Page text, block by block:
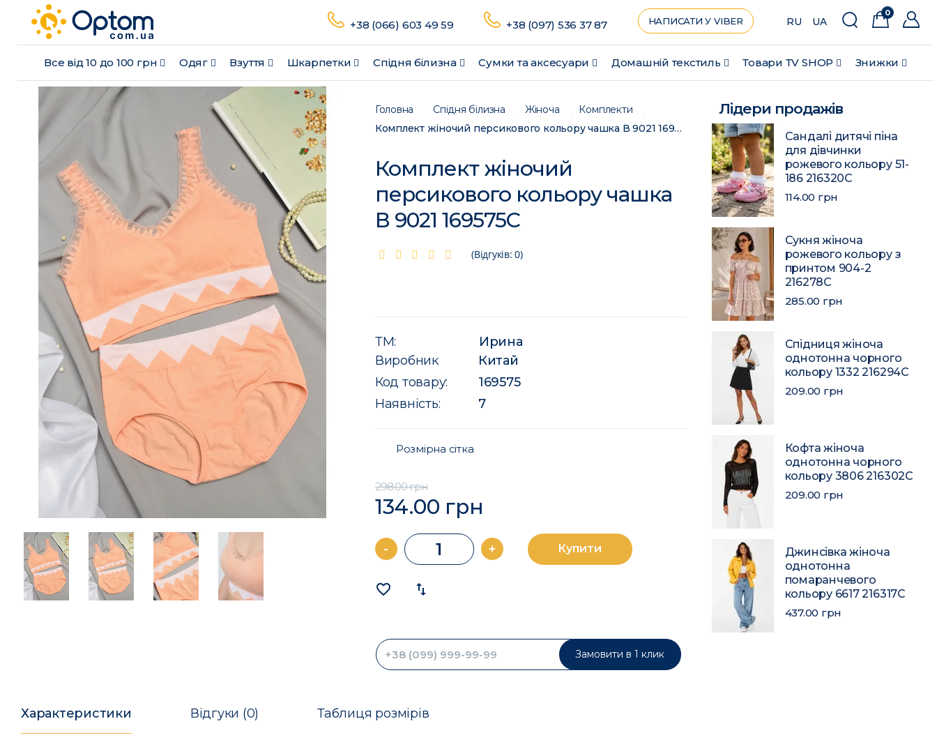
Все від 10 до 100 грн Одяг Взуття Шкарпетки Спідня білизна Сумки та аксесуари Домашній текстиль Товари ТV SHOP Знижки
+38 (066) 603 49 59 +38 (097) 536 37 87 НАПИСАТИ У VIBER RU UA
0
Головна Спідня білизна Жіноча
Комплекти
Комплект жіночий персикового кольору чашка В 9021 169575C
Комплект жіночий
персикового кольору чашка
В 9021 169575C
(Відгуків: 0)
ТМ:
Ирина
Виробник
Китай
Код товару:
169575
Наявність:
7
Розмірна сітка
298.00 грн
134.00 грн
- + Купити
favorite_border import_export
Замовити в 1 клик
Характеристики Відгуки (0) Таблиця розмірів
Лідери продажів
Сандалі дитячі піна
для дівчинки
рожевого кольору 51-
186 216320C
114.00 грн
Сукня жіноча
рожевого кольору з
принтом 904-2
216278C
285.00 грн
Спідниця жіноча
однотонна чорного
кольору 1332 216294C
209.00 грн
Кофта жіноча
однотонна чорного
кольору 3806 216302C
209.00 грн
Джинсівка жіноча
однотонна
помаранчевого
кольору 6617 216317C
437.00 грн